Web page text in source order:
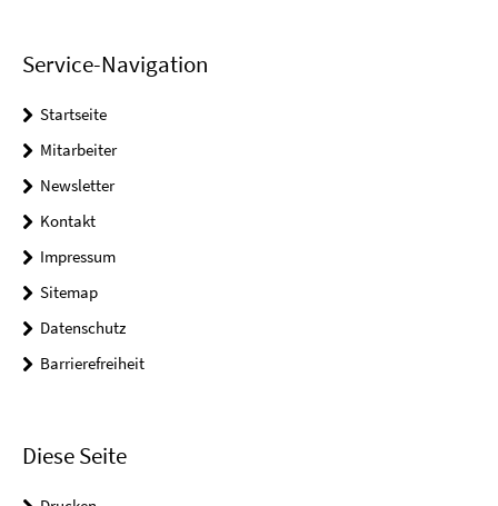
Service-Navigation
Startseite
Mitarbeiter
Newsletter
Kontakt
Impressum
Sitemap
Datenschutz
Barrierefreiheit
Diese Seite